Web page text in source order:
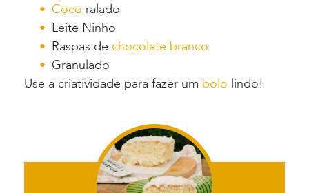
Coco ralado
Leite Ninho
Raspas de chocolate branco
Granulado
Use a criatividade para fazer um bolo lindo!